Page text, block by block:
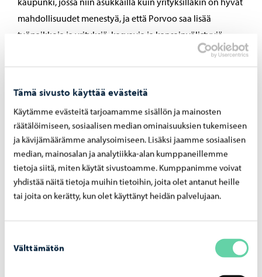
Tämä sivusto käyttää evästeitä
Käytämme evästeitä tarjoamamme sisällön ja mainosten
räätälöimiseen, sosiaalisen median ominaisuuksien tukemiseen
ja kävijämäärämme analysoimiseen. Lisäksi jaamme sosiaalisen
median, mainosalan ja analytiikka-alan kumppaneillemme
tietoja siitä, miten käytät sivustoamme. Kumppanimme voivat
yhdistää näitä tietoja muihin tietoihin, joita olet antanut heille
tai joita on kerätty, kun olet käyttänyt heidän palvelujaan.
valinta
Välttämätön
mahdollisuudet menestyä, ja että Porvoo saa lisää
työpaikkoja ja yrityksiä, kasvavia ja kansainvälistyviä
käytetty ilmaisu siitä, että ”Kaupunki on vaikuttava alusta”,
korvataan täsmällisemmällä ilmaisulla. Kyseistä virkettä
ehdotetaan kokonaisuudessaan täsmennettävän ja
muokattavan esimerkiksi seuraavasti: ”Kaupunki rakentaa
toimivaa ja houkuttelevaa toimintaympäristöä ja toimii
aktiivisena kumppanina yrittäjyyden ja työllisyyden
edistämisessä”.
muutosehdotuksen:
Muutetaan lause: ”Kaupunkistrategian ilmaisu ‘Porvoon